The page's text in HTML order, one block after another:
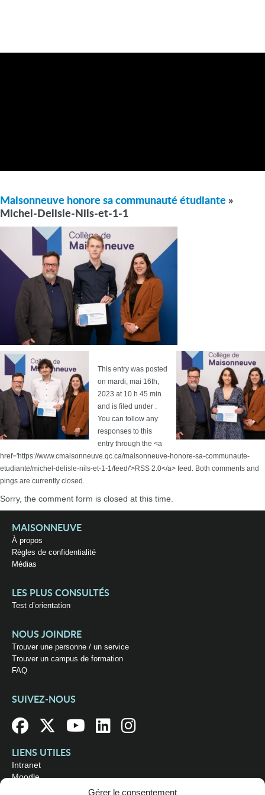
Gérer le consentement
Maisonneuve honore sa communauté étudiante »
Michel-Delisle-Nils-et-1-1
This entry was posted
on mardi, mai 16th,
2023 at 10 h 45 min
and is filed under .
You can follow any
responses to this
entry through the <a
href='https://www.cmaisonneuve.qc.ca/maisonneuve-honore-sa-communaute-
etudiante/michel-delisle-nils-et-1-1/feed/'>RSS 2.0</a> feed. Both comments and
pings are currently closed.
Sorry, the comment form is closed at this time.
MAISONNEUVE
À propos
Règles de confidentialité
Médias
LES PLUS CONSULTÉS
Test d’orientation
NOUS JOINDRE
Trouver une personne / un service
Trouver un campus de formation
FAQ
SUIVEZ-NOUS
LIENS UTILES
Intranet
Moodle